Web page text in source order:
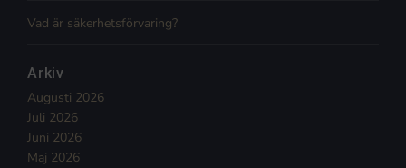
Vad är säkerhetsförvaring?
Arkiv
Augusti 2026
Juli 2026
Juni 2026
Maj 2026